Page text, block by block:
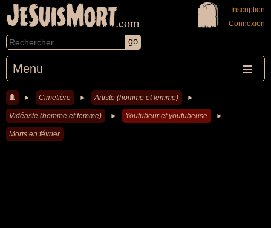
JeSuisMort.com
Menu
Inscription
Connexion
► Cimetière ► Artiste (homme et femme) ►
Vidéaste (homme et femme) ► Youtubeur et youtubeuse ►
Morts en février